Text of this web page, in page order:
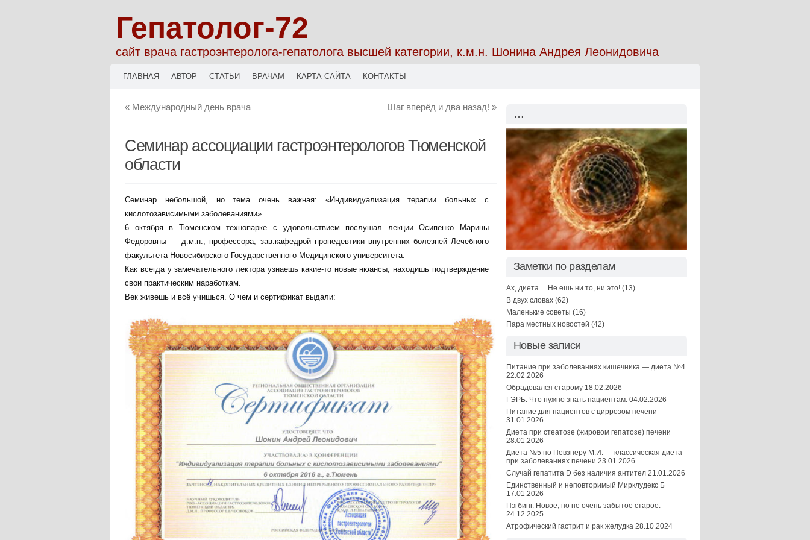
Гепатолог-72
сайт врача гастроэнтеролога-гепатолога высшей категории, к.м.н. Шонина Андрея Леонидовича
ГЛАВНАЯ АВТОР СТАТЬИ ВРАЧАМ КАРТА САЙТА КОНТАКТЫ
« Международный день врача Шаг вперёд и два назад! »
Семинар ассоциации гастроэнтерологов Тюменской
области
Семинар небольшой, но тема очень важная: «Индивидуализация терапии больных с
кислотозависимыми заболеваниями».
6 октября в Тюменском технопарке с удовольствием послушал лекции Осипенко Марины
Федоровны — д.м.н., профессора, зав.кафедрой пропедевтики внутренних болезней Лечебного
факультета Новосибирского Государственного Медицинского университета.
Как всегда у замечательного лектора узнаешь какие-то новые нюансы, находишь подтверждение
свои практическим наработкам.
Век живешь и всё учишься. О чем и сертификат выдали:
…
Заметки по разделам
Ах, диета… Не ешь ни то, ни это! (13)
В двух словах (62)
Маленькие советы (16)
Пара местных новостей (42)
Новые записи
Питание при заболеваниях кишечника — диета №4
22.02.2026
Обрадовался старому 18.02.2026
ГЭРБ. Что нужно знать пациентам. 04.02.2026
Питание для пациентов с циррозом печени
31.01.2026
Диета при стеатозе (жировом гепатозе) печени
28.01.2026
Диета №5 по Певзнеру М.И. — классическая диета
при заболеваниях печени 23.01.2026
Случай гепатита D без наличия антител 21.01.2026
Единственный и неповторимый Мирклудекс Б
17.01.2026
Пэгбинг. Новое, но не очень забытое старое.
24.12.2025
Атрофический гастрит и рак желудка 28.10.2024